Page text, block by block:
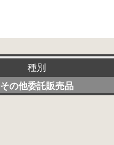
種別
その他委託販売品